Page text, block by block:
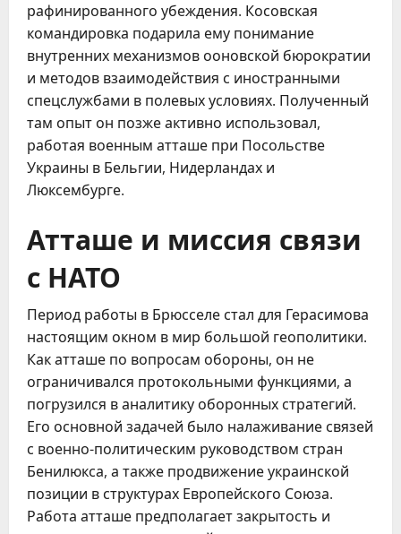
рафинированного убеждения. Косовская
командировка подарила ему понимание
внутренних механизмов ооновской бюрократии
и методов взаимодействия с иностранными
спецслужбами в полевых условиях. Полученный
там опыт он позже активно использовал,
работая военным атташе при Посольстве
Украины в Бельгии, Нидерландах и
Люксембурге.
Атташе и миссия связи
с НАТО
Период работы в Брюсселе стал для Герасимова
настоящим окном в мир большой геополитики.
Как атташе по вопросам обороны, он не
ограничивался протокольными функциями, а
погрузился в аналитику оборонных стратегий.
Его основной задачей было налаживание связей
с военно-политическим руководством стран
Бенилюкса, а также продвижение украинской
позиции в структурах Европейского Союза.
Работа атташе предполагает закрытость и